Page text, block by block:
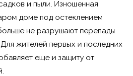
и пыли. Изношенная
доме под остеклением
не разрушают перепады
жителей первых и последних
еще и защиту от